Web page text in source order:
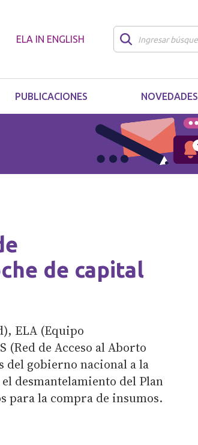
ELA IN ENGLISH
PUBLICACIONES NOVEDADES
de capital
ELA (Equipo
(Red de Acceso al Aborto
del gobierno nacional a la
desmantelamiento del Plan
para la compra de insumos.